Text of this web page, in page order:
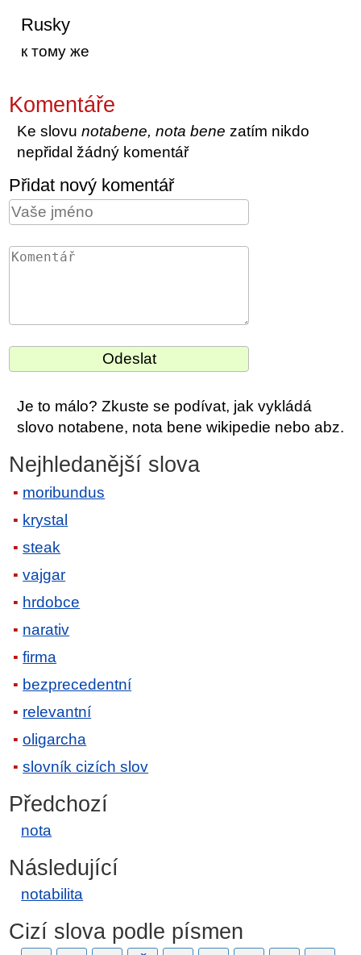
Rusky
к тому же
Komentáře
Ke slovunotabene, nota bene zatím nikdo
nepřidal žádný komentář
Přidat nový komentář
Je to málo? Zkuste se podívat, jak vykládá
slovo notabene, nota bene wikipedie nebo abz.
Nejhledanější slova
moribundus
krystal
steak
vajgar
hrdobce
narativ
firma
bezprecedentní
relevantní
oligarcha
slovník cizích slov
Předchozí
nota
Následující
notabilita
Cizí slova podle písmen